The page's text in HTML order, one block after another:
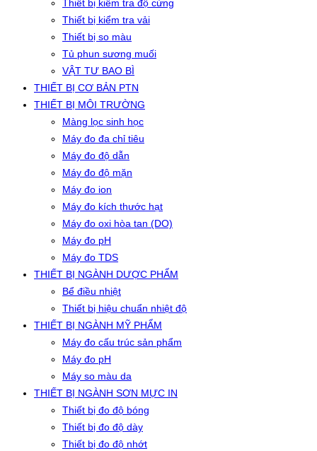
Thiết bị kiểm tra độ cứng
Thiết bị kiểm tra vải
Thiết bị so màu
Tủ phun sương muối
VẬT TƯ BAO BÌ
THIẾT BỊ CƠ BẢN PTN
THIẾT BỊ MÔI TRƯỜNG
Màng lọc sinh học
Máy đo đa chỉ tiêu
Máy đo độ dẫn
Máy đo độ mặn
Máy đo ion
Máy đo kích thước hạt
Máy đo oxi hòa tan (DO)
Máy đo pH
Máy đo TDS
THIẾT BỊ NGÀNH DƯỢC PHẨM
Bể điều nhiệt
Thiết bị hiệu chuẩn nhiệt độ
THIẾT BỊ NGÀNH MỸ PHẨM
Máy đo cấu trúc sản phẩm
Máy đo pH
Máy so màu da
THIẾT BỊ NGÀNH SƠN MỰC IN
Thiết bị đo độ bóng
Thiết bị đo độ dày
Thiết bị đo độ nhớt